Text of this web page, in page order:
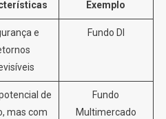
Exemplo
e
Fundo DI
de
mas com
Fundo
Multimercado